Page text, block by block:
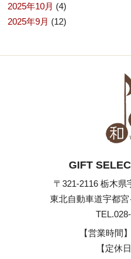
2025年10月 (4)
2025年9月 (12)
GIFT
〒321-2116 栃木
東北自動車道宇都
【営業時間】
【定休